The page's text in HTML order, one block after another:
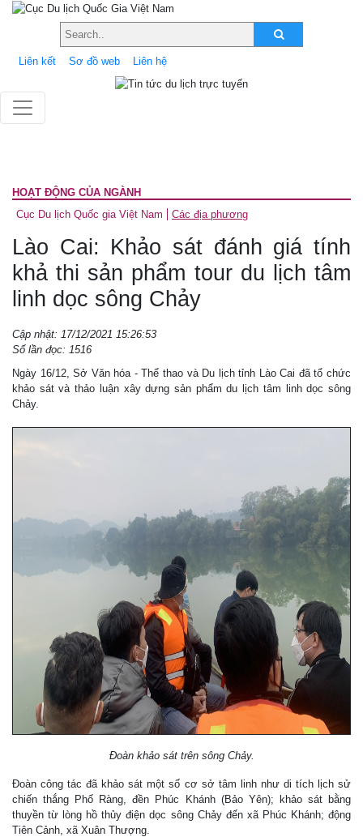
Liên kết Sơ đồ web Liên hệ
HOẠT ĐỘNG CỦA NGÀNH
Cục Du lịch Quốc gia Việt Nam
Các địa phương
Lào Cai: Khảo sát đánh giá tính
khả thi sản phẩm tour du lịch tâm
linh dọc sông Chảy
Cập nhật: 17/12/2021 15:26:53
Số lần đọc: 1516
Ngày 16/12, Sở Văn hóa - Thể thao và Du lịch tỉnh Lào Cai đã tổ chức
khảo sát và thảo luận xây dựng sản phẩm du lịch tâm linh dọc sông
Chảy.
Đoàn khảo sát trên sông Chảy.
Đoàn công tác đã khảo sát một số cơ sở tâm linh như di tích lịch sử
chiến thắng Phố Ràng, đền Phúc Khánh (Bảo Yên); khảo sát bằng
thuyền từ lòng hồ thủy điện dọc sông Chảy đến xã Phúc Khánh; động
Tiên Cảnh, xã Xuân Thượng.